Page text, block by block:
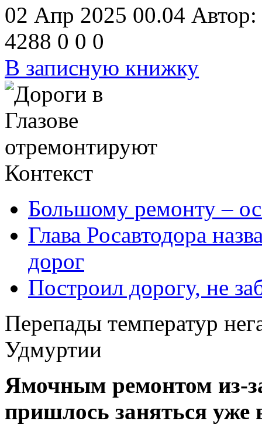
02 Апр 2025 00.04 Автор:
4288 0 0 0
В записную книжку
Контекст
Большому ремонту –
Глава Росавтодора
дорог
Построил дорогу, не
Перепады температур
Удмуртии
Ямочным ремонтом из-
пришлось заняться уже